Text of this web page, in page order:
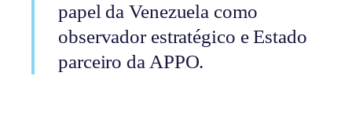
papel da Venezuela como
observador estratégico e Estado
parceiro da APPO.